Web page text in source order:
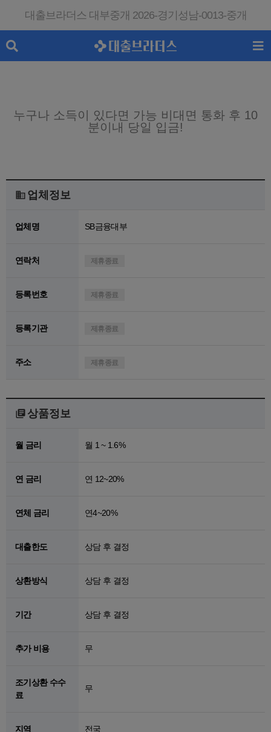
대출브라더스 대부중개 2026-경기성남-0013-중개
누구나 소득이 있다면 가능 비대면 통화 후 10
분이내 당일 입금!
업체정보
업체명 SB금융대부
연락처 제휴종료
등록번호 제휴종료
등록기관 제휴종료
주소 제휴종료
상품정보
월 금리 월 1 ~ 1.6%
연 금리 연 12~20%
연체 금리 연4~20%
대출한도 상담 후 결정
상환방식 상담 후 결정
기간 상담 후 결정
추가 비용 무
조기상환 수수
료
무
지역 전국